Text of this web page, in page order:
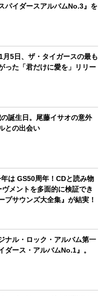
パイダースアルバムNo.3』を
月5日、ザ・タイガースの最も
った「君だけに愛を」リリー
誕生日。尾藤イサオの意外
との出会い
は GS50周年！CDと読み物
メントを多面的に検証でき
プサウンズ大全集』が結実！
ナル・ロック・アルバム第一
ダース・アルバムNo.1』。